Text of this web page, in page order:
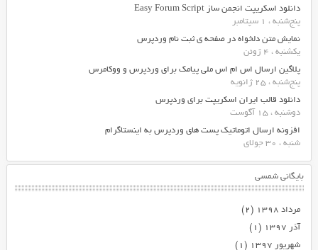
دانلود اسکریپت انجمن ساز Easy Forum Script
پنج‌شنبه ، 1 سپتامبر
نمایش متن دلخواه در صفحه ی ثبت نام وردپرس
یکشنبه ، 4 ژوئن
پلاگین ارسال اس ام اس ملی پیامک برای وردپرس و ووکامرس
پنج‌شنبه ، 25 ژانویه
دانلود قالب ایران اسکریپت برای وردپرس
دوشنبه ، 15 آگوست
افزونه ارسال اتوماتیک پست های وردپرس به اینستاگرام
شنبه ، 30 جولای
بایگانی شمسی
مرداد ۱۳۹۸
(۲)
آذر ۱۳۹۷
(۱)
شهریور ۱۳۹۷
(۱)